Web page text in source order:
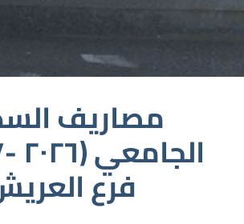
مصاريف
فرع